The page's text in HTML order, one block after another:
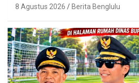
8 Agustus 2026 Berita Benglulu